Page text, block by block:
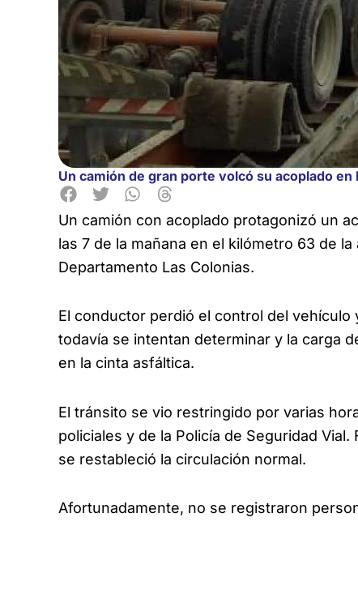
Un camión de gran porte volcó su acoplado en
Un camión con acoplado protagonizó un
las 7 de la mañana en el kilómetro 63 de
Departamento Las Colonias.
El conductor perdió el control del
todavía se intentan determinar y la carga
en la cinta asfáltica.
El tránsito se vio restringido por varias
policiales y de la Policía de Seguridad
se restableció la circulación normal.
Afortunadamente, no se registraron